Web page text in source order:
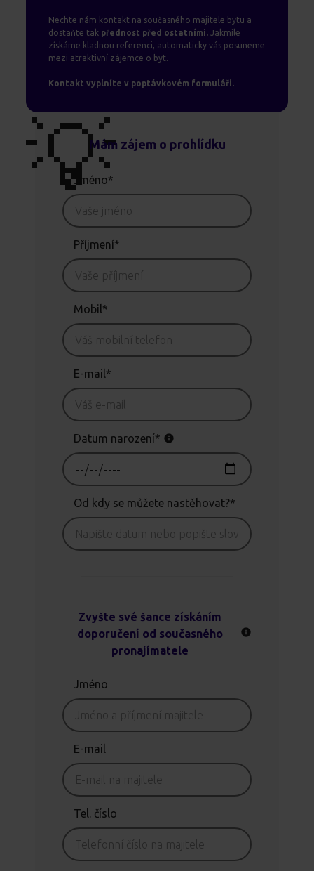
Nechte nám kontakt na současného majitele bytu a
dostaňte tak přednost před ostatními. Jakmile
získáme kladnou referenci, automaticky vás posuneme
mezi atraktivní zájemce o byt.
Kontakt vyplníte v poptávkovém formuláři.
💡Mám zájem o prohlídku
Jméno*
Příjmení*
Mobil*
E-mail*
Datum narození*
Od kdy se můžete nastěhovat?*
Zvyšte své šance získáním
doporučení od současného
pronajímatele
Jméno
E-mail
Tel. číslo